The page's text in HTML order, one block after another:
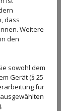
dass
Weitere
den
sowohl dem
Gerät (§ 25
für